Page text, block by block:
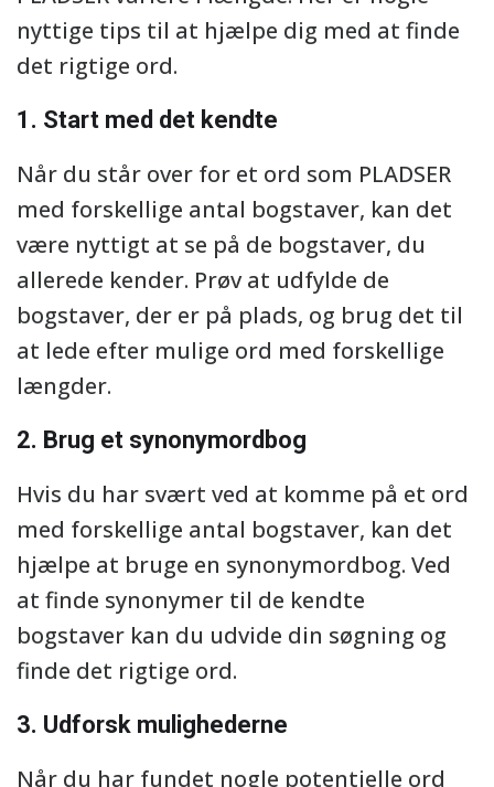
nyttige tips til at hjælpe dig med at finde
det rigtige ord.
1. Start med det kendte
Når du står over for et ord som PLADSER
med forskellige antal bogstaver, kan det
være nyttigt at se på de bogstaver, du
allerede kender. Prøv at udfylde de
bogstaver, der er på plads, og brug det til
at lede efter mulige ord med forskellige
længder.
2. Brug et synonymordbog
Hvis du har svært ved at komme på et ord
med forskellige antal bogstaver, kan det
hjælpe at bruge en synonymordbog. Ved
at finde synonymer til de kendte
bogstaver kan du udvide din søgning og
finde det rigtige ord.
3. Udforsk mulighederne
Når du har fundet nogle potentielle ord